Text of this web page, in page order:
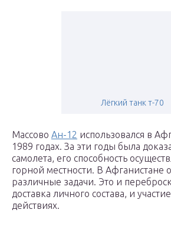
Лёгкий танк т-70
Массово Ан-12 использовался в
1989 годах. За эти годы была
самолета, его способность
горной местности. В Афганистане
различные задачи. Это и
доставка личного состава, и
действиях.